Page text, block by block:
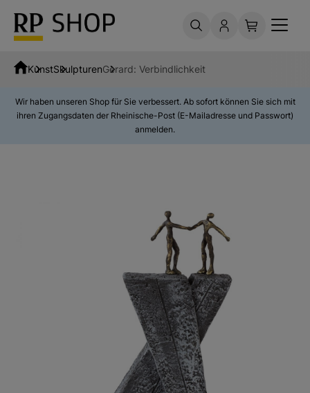
KunstSkulpturenGerard: Verbindlichkeit
Wir haben unseren Shop für Sie verbessert. Ab sofort können Sie sich mit
ihren Zugangsdaten der Rheinische-Post (E-Mailadresse und Passwort)
anmelden.